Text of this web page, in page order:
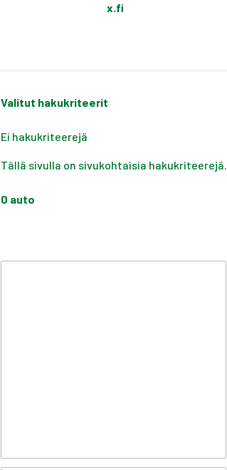
x.fi
Valitut hakukriteerit
Ei hakukriteerejä
Tällä sivulla on sivukohtaisia hakukriteerejä.
0 auto